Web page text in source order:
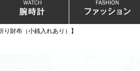
財布（小銭入れあり）】